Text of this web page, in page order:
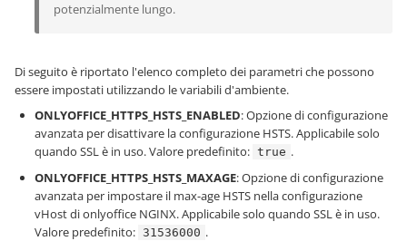
potenzialmente lungo.
Di seguito è riportato l'elenco completo dei parametri che possono
essere impostati utilizzando le variabili d'ambiente.
ONLYOFFICE_HTTPS_HSTS_ENABLED: Opzione di configurazione
avanzata per disattivare la configurazione HSTS. Applicabile solo
quando SSL è in uso. Valore predefinito: true .
ONLYOFFICE_HTTPS_HSTS_MAXAGE: Opzione di configurazione
avanzata per impostare il max-age HSTS nella configurazione
vHost di onlyoffice NGINX. Applicabile solo quando SSL è in uso.
Valore predefinito: 31536000 .